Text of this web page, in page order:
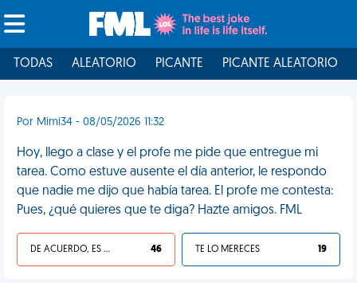
TODAS ALEATORIO PICANTE PICANTE ALEATORIO
Por Mimi34 - 08/05/2026 11:32
Hoy, llego a clase y el profe me pide que entregue mi
tarea. Como estuve ausente el día anterior, le respondo
que nadie me dijo que había tarea. El profe me contesta:
Pues, ¿qué quieres que te diga? Hazte amigos. FML
DE ACUERDO, ES UNA VIDA HP 46 TE LO MERECES 19